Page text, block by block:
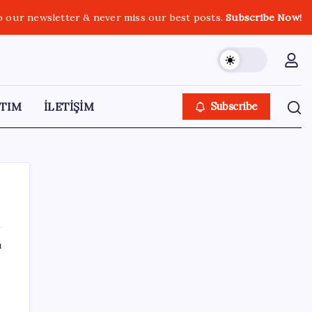
our newsletter & never miss our best posts.Subscribe Now!
İLETİŞİM Subscribe